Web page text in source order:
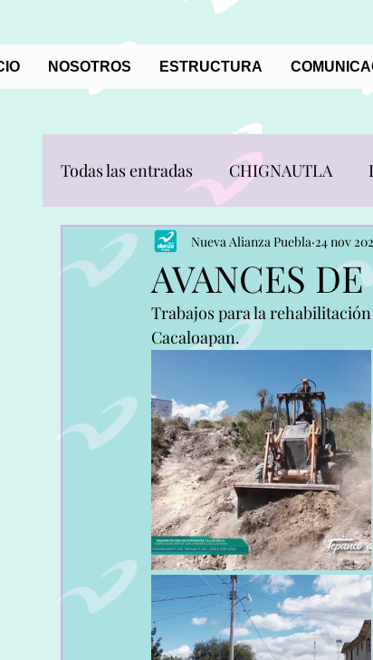
NOSOTROS ESTRUCTURA
Todas las entradas CHIGNAUTLA
JONOTLA OCOTEPEC
SAN NICOLAS DE LOS RANCHOS
TOTOLTEPEC
AVANCES
Nueva Alianza Puebla 24 nov
Trabajos para la
Cacaloapan.